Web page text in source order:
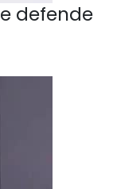
defende